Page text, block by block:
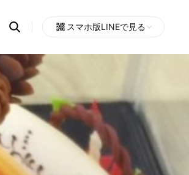
Search
OpenChats
messages
search
area
スマホ版LINEで見る